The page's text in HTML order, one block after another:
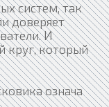
систем, так
доверяет
И
круг, который
означа